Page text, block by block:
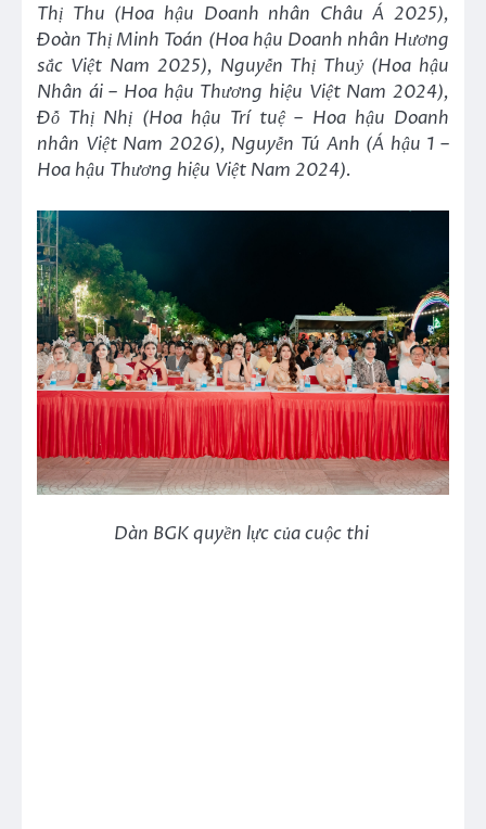
Thị Thu (Hoa hậu Doanh nhân Châu Á 2025),
Đoàn Thị Minh Toán (Hoa hậu Doanh nhân Hương
sắc Việt Nam 2025), Nguyễn Thị Thuỷ (Hoa hậu
Nhân ái – Hoa hậu Thương hiệu Việt Nam 2024),
Đỗ Thị Nhị (Hoa hậu Trí tuệ – Hoa hậu Doanh
nhân Việt Nam 2026), Nguyễn Tú Anh (Á hậu 1 –
Hoa hậu Thương hiệu Việt Nam 2024).
Dàn BGK quyền lực của cuộc thi